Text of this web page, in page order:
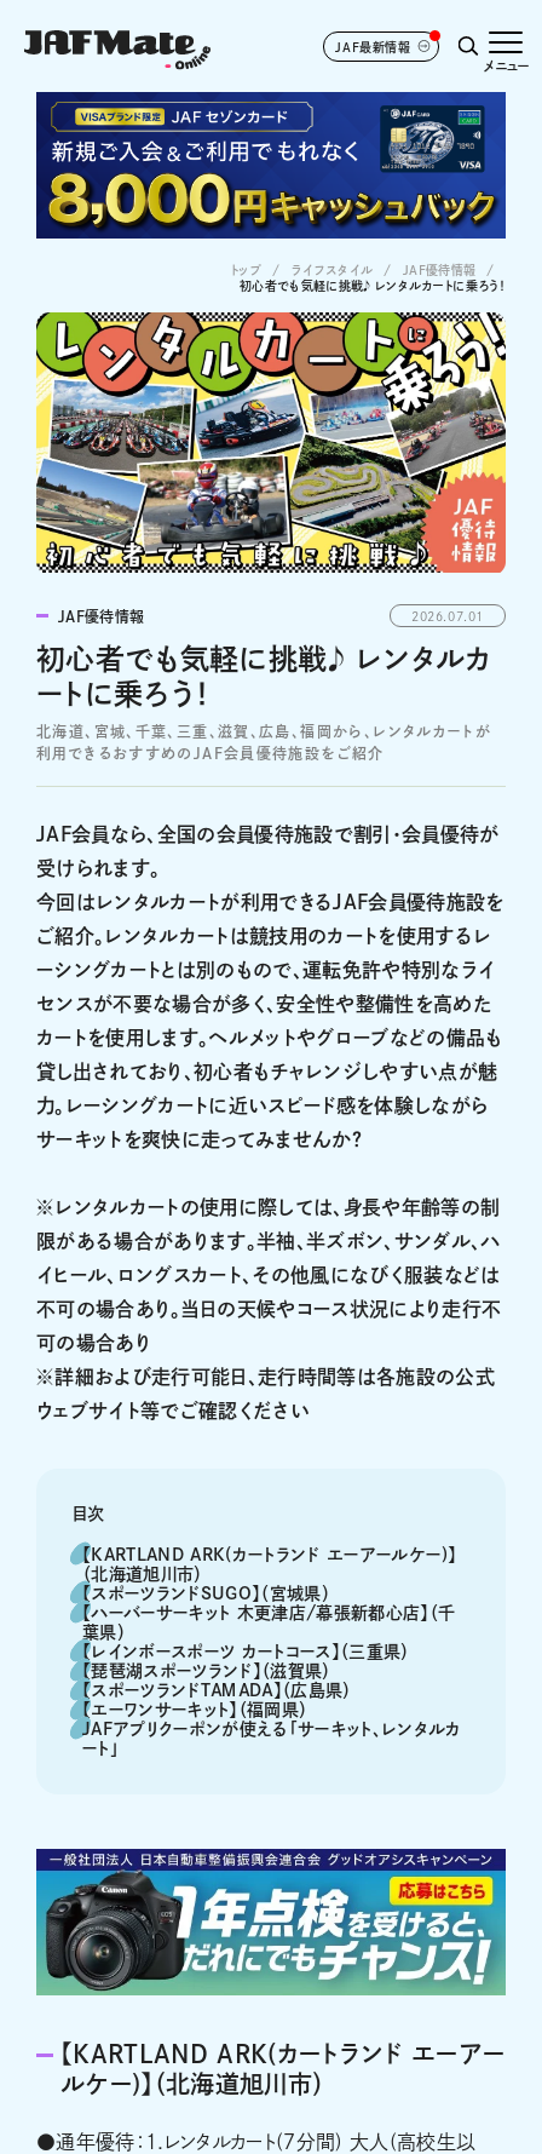
JAF最新情報
メニュー
トップ ライフスタイル
JAF優待情報
初心者でも気軽に挑戦♪ レンタルカートに乗ろう！
JAF優待情報 2026.07.01
初心者でも気軽に挑戦♪ レンタルカ
ートに乗ろう！
北海道、宮城、千葉、三重、滋賀、広島、福岡から、レンタルカートが
利用できるおすすめのJAF会員優待施設をご紹介
JAF会員なら、全国の会員優待施設で割引・会員優待が
受けられます。
今回はレンタルカートが利用できるJAF会員優待施設を
ご紹介。レンタルカートは競技用のカートを使用するレ
ーシングカートとは別のもので、運転免許や特別なライ
センスが不要な場合が多く、安全性や整備性を高めた
カートを使用します。ヘルメットやグローブなどの備品も
貸し出されており、初心者もチャレンジしやすい点が魅
力。レーシングカートに近いスピード感を体験しながら
サーキットを爽快に走ってみませんか？
※レンタルカートの使用に際しては、身長や年齢等の制
限がある場合があります。半袖、半ズボン、サンダル、ハ
イヒール、ロングスカート、その他風になびく服装などは
不可の場合あり。当日の天候やコース状況により走行不
可の場合あり
※詳細および走行可能日、走行時間等は各施設の公式
ウェブサイト等でご確認ください
目次
【KARTLAND ARK(カートランド エーアールケー)】
（北海道旭川市）
【スポーツランドSUGO】（宮城県）
【ハーバーサーキット 木更津店/幕張新都心店】（千
葉県）
【レインボースポーツ カートコース】（三重県）
【琵琶湖スポーツランド】（滋賀県）
【スポーツランドＴＡＭＡＤＡ】（広島県）
【エーワンサーキット】（福岡県）
JAFアプリクーポンが使える「サーキット、レンタルカ
ート」
【KARTLAND ARK(カートランド エーアー
ルケー)】（北海道旭川市）
●通年優待：1.レンタルカート(７分間) 大人(高校生以